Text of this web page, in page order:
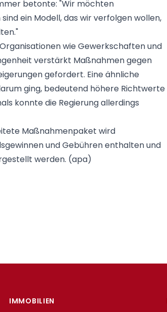
betonte: "Wir möchten
ein Modell, das wir verfolgen wollen,
wie Gewerkschaften und
verstärkt Maßnahmen gegen
gefordert. Eine ähnliche
ging, bedeutend höhere Richtwerte
konnte die Regierung allerdings
Maßnahmenpaket wird
und Gebühren enthalten und
werden. (apa)
IMMOBILIEN